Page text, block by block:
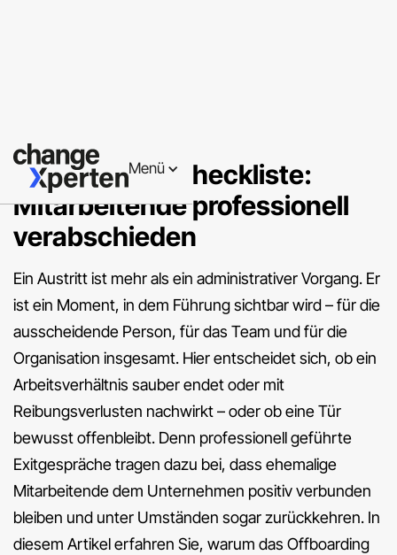
Menü
Führungskräfteentwicklung
Offboarding-Checkliste:
Mitarbeitende professionell
verabschieden
Ein Austritt ist mehr als ein administrativer Vorgang. Er
ist ein Moment, in dem Führung sichtbar wird – für die
ausscheidende Person, für das Team und für die
Organisation insgesamt. Hier entscheidet sich, ob ein
Arbeitsverhältnis sauber endet oder mit
Reibungsverlusten nachwirkt – oder ob eine Tür
bewusst offenbleibt. Denn professionell geführte
Exitgespräche tragen dazu bei, dass ehemalige
Mitarbeitende dem Unternehmen positiv verbunden
bleiben und unter Umständen sogar zurückkehren. In
diesem Artikel erfahren Sie, warum das Offboarding